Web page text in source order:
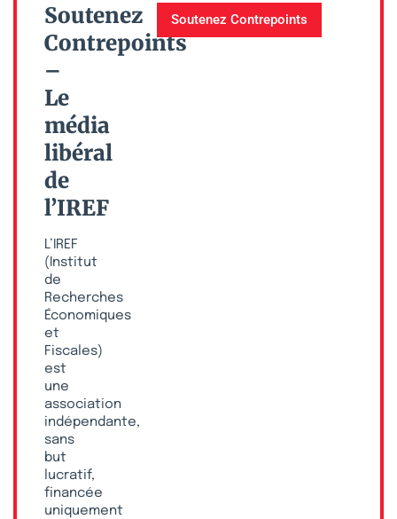
Soutenez
Contrepoints
–
Le
média
libéral
de
l’IREF
L’IREF
(Institut
de
Recherches
Économiques
et
Fiscales)
est
une
association
indépendante,
sans
but
lucratif,
financée
uniquement
Soutenez Contrepoints